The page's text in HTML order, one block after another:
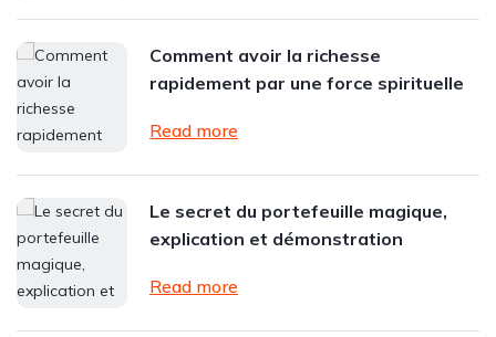
Comment avoir la richesse
rapidement par une force spirituelle
Read more
Le secret du portefeuille magique,
explication et démonstration
Read more